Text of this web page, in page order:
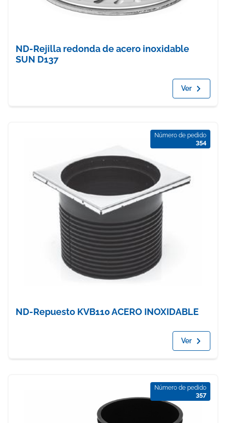
ND-Rejilla redonda de acero inoxidable
SUN D137
Ver
Número de pedido
354
ND-Repuesto KVB110 ACERO INOXIDABLE
Ver
Número de pedido
357